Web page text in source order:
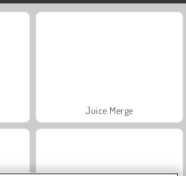
Juice Merge